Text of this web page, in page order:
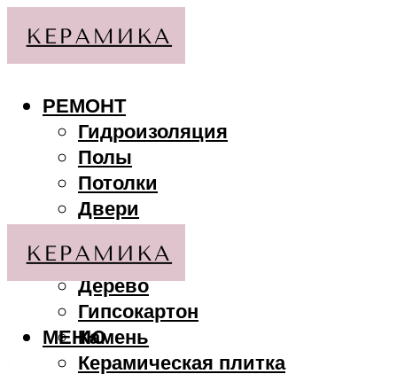
РЕМОНТ
Гидроизоляция
Полы
Потолки
Двери
МАТЕРИАЛЫ
Дерево
Гипсокартон
Камень
Керамическая плитка
МЕНЮ